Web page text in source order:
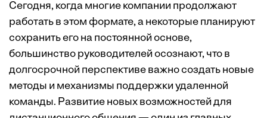
Сегодня, когда многие компании продолжают
работать в этом формате, а некоторые планируют
сохранить его на постоянной основе,
большинство руководителей осознают, что в
долгосрочной перспективе важно создать новые
методы и механизмы поддержки удаленной
команды. Развитие новых возможностей для